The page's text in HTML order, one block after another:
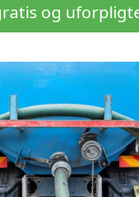
og